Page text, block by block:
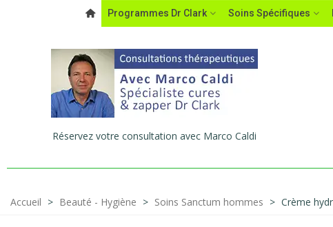
Programmes Dr Clark Soins Spécifiques
Réservez votre consultation avec Marco Caldi
Accueil > Beauté - Hygiène > Soins Sanctum hommes > Crème